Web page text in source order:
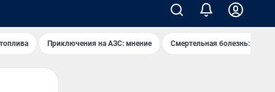
Приключения на АЗС: мнение Смертельная болезнь: